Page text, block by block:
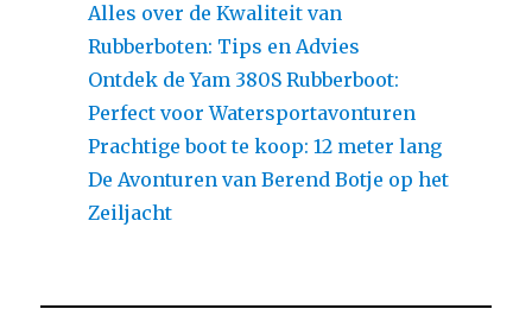
Alles over de Kwaliteit van
Rubberboten: Tips en Advies
Ontdek de Yam 380S Rubberboot:
Perfect voor Watersportavonturen
Prachtige boot te koop: 12 meter lang
De Avonturen van Berend Botje op het
Zeiljacht